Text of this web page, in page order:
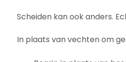
Scheiden kan ook anders.
In plaats van vechten om